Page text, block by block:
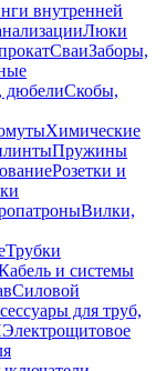
внутренней
Люки
СваиЗаборы,
дюбелиСкобы,
Химические
Пружины
Розетки и
Вилки,
Трубки
и системы
Силовой
для труб,
Электрощитовое